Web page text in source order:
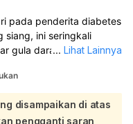
ke dokter.
pada penderita diabetes
siang, ini seringkali
gula darah. Penting
yang tepat
telur, salmon, tuna,
stabilitas gula darah.
... Lihat Lainnya
disampaikan di atas
pengganti saran